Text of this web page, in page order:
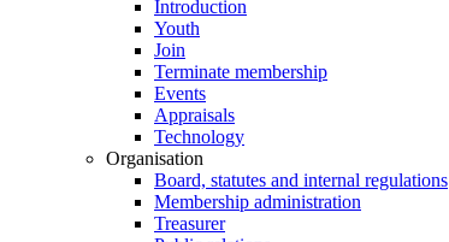
Introduction
Youth
Join
Terminate membership
Events
Appraisals
Technology
Organisation
Board, statutes and internal regulations
Membership administration
Treasurer